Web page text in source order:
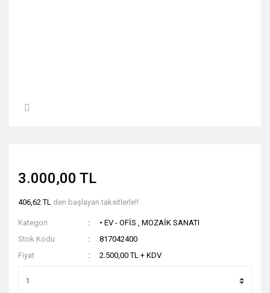
3.000,00 TL
406,62 TL den başlayan taksitlerle!!
Kategori • EV - OFİS ,MOZAİK SANATI
Stok Kodu
817042400
Fiyat
2.500,00 TL + KDV